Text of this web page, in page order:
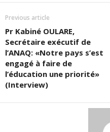
Previous article
Pr Kabiné OULARE,
Secrétaire exécutif de
l’ANAQ: «Notre pays s’est
engagé à faire de
l’éducation une priorité»
(Interview)